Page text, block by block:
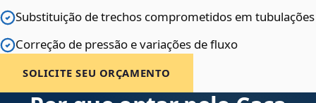
Substituição de trechos comprometidos em tubulações
Correção de pressão e variações de fluxo
SOLICITE SEU ORÇAMENTO